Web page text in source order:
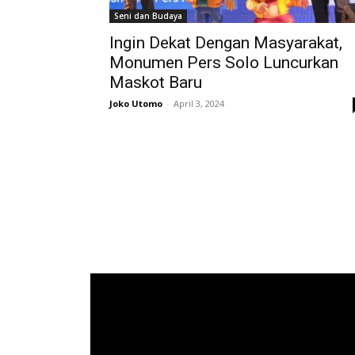
Seni dan Budaya
Ingin Dekat Dengan Masyarakat,
Monumen Pers Solo Luncurkan
Maskot Baru
Joko Utomo - April 3, 2024